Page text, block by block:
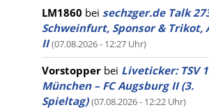
LM1860 bei sechzger.de Talk
Schweinfurt, Sponsor & Trikot,
II (07.08.2026 - 12:27 Uhr)
Vorstopper bei Liveticker: TSV
München – FC Augsburg II (3.
Spieltag) (07.08.2026 - 12:22 Uhr)